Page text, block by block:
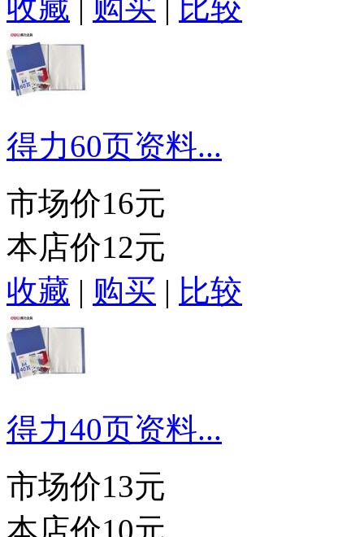
收藏 购买 比较
得力60页资料...
市场价16元
本店价12元
收藏 | 购买 | 比较
得力40页资料...
市场价13元
本店价10元